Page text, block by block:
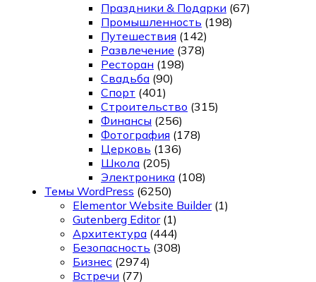
Праздники & Подарки (67)
Промышленность (198)
Путешествия (142)
Развлечение (378)
Ресторан (198)
Свадьба (90)
Спорт (401)
Строительство (315)
Финансы (256)
Фотография (178)
Церковь (136)
Школа (205)
Электроника (108)
Темы WordPress (6250)
Elementor Website Builder (1)
Gutenberg Editor (1)
Архитектура (444)
Безопасность (308)
Бизнес (2974)
Встречи (77)